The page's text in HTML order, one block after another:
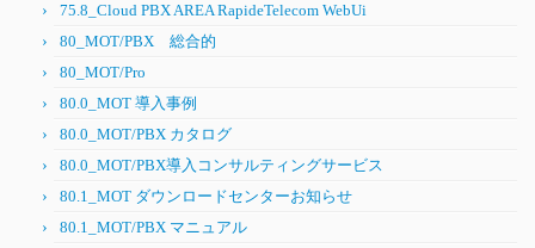
75.8_Cloud PBX AREA RapideTelecom WebUi
80_MOT/PBX 総合的
80_MOT/Pro
80.0_MOT 導入事例
80.0_MOT/PBX カタログ
80.0_MOT/PBX導入コンサルティングサービス
80.1_MOT ダウンロードセンターお知らせ
80.1_MOT/PBX マニュアル